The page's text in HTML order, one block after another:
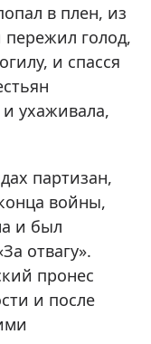
в плен, из
голод,
и спасся
ухаживала,
партизан,
войны,
и был
отвагу».
пронес
и после